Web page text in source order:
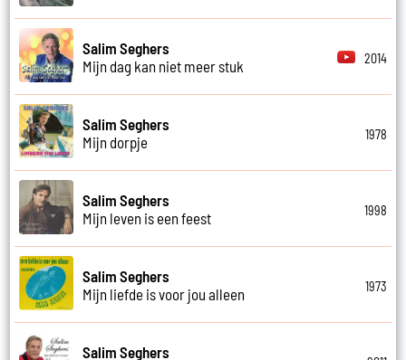
Salim Seghers
Mijn dag kan niet meer stuk
2014
Salim Seghers
Mijn dorpje
1978
Salim Seghers
Mijn leven is een feest
1998
Salim Seghers
Mijn liefde is voor jou alleen
1973
Salim Seghers